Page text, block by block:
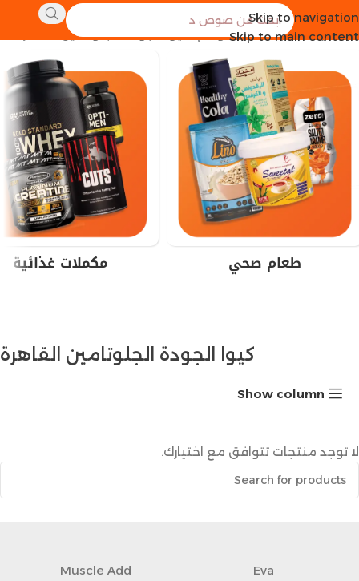
Skip to navigation
Skip to main content
الرئيسية منتجات تحت الوسم “كيوا الجودة الجلوتامين القاهرة”
طعام صحي مكملات غذائية
كيوا الجودة الجلوتامين القاهرة
Show column
لا توجد منتجات تتوافق مع اختيارك.
Eva
Muscle Add